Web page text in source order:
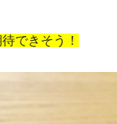
できそう！